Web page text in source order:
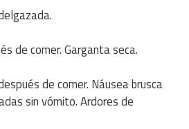
de comer. Garganta seca.
de comer. Náusea brusca
sin vómito. Ardores de